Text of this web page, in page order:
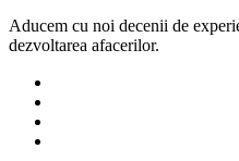
Aducem cu noi decenii de
dezvoltarea afacerilor.